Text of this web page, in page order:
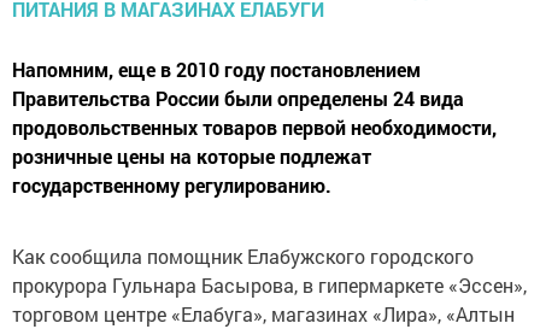
Напомним, еще в 2010 году постановлением
Правительства России были определены 24 вида
продовольственных товаров первой необходимости,
розничные цены на которые подлежат
государственному регулированию.
Как сообщила помощник Елабужского городского
прокурора Гульнара Басырова, в гипермаркете «Эссен»,
торговом центре «Елабуга», магазинах «Лира», «Алтын